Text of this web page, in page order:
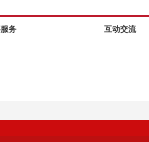
务 互动交流